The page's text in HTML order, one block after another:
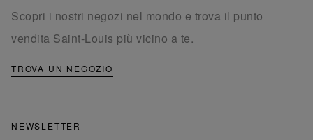
Scopri i nostri negozi nel mondo e trova il punto
vendita Saint-Louis più vicino a te.
TROVA UN NEGOZIO
NEWSLETTER